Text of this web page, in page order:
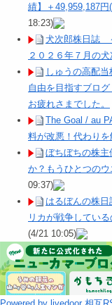
績】＋49,959,187円
18:23)
犬次郎株日誌
２０２６年７月の犬
しゅうの高配
自由を目指すブログ
お疲れさまでした。
The Goal / au
料が改悪！代わりを
ぼちぼちの株
か？もうひとつのウ
09:37)
はるぼんの株
リカが戦争してい
(4/21 10:05)